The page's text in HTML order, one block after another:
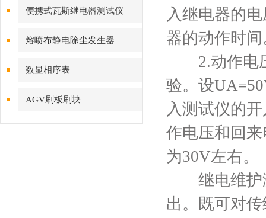
便携式瓦斯继电器测试仪
熔喷布静电除尘发生器
数显相序表
AGV刷板刷块
入继电器的
器的动作时间
2.动作电压
验。设
入测试仪的
作电压和回
为30V左右。
继电维护测
出。既可对